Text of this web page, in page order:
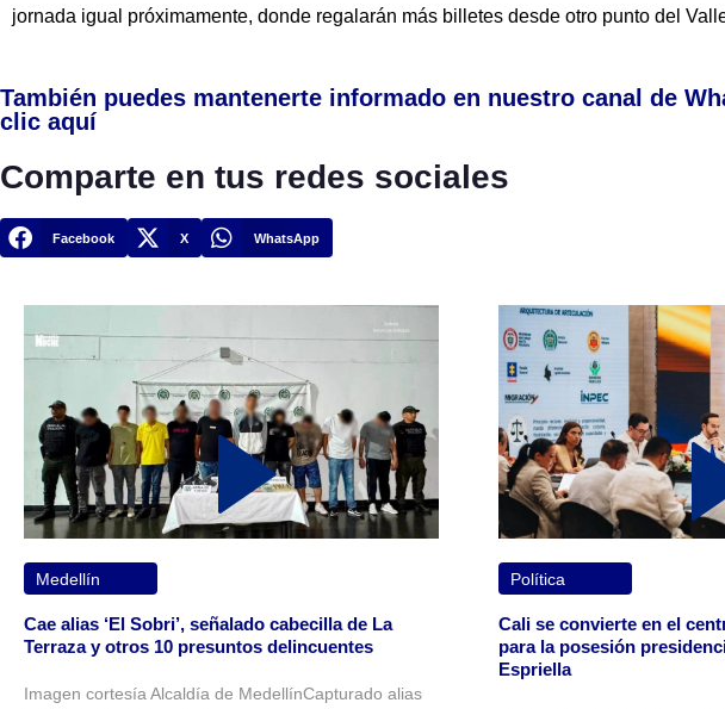
jornada igual próximamente, donde regalarán más billetes desde otro punto del
También puedes mantenerte informado en nuestro canal de
clic aquí
Comparte en tus redes sociales
Facebook X WhatsApp
Medellín
Cae alias ‘El Sobri’, señalado cabecilla de La
Terraza y otros 10 presuntos delincuentes
Imagen cortesía Alcaldía de MedellínCapturado alias
Política
Cali se convierte en el
para la posesión
Espriella